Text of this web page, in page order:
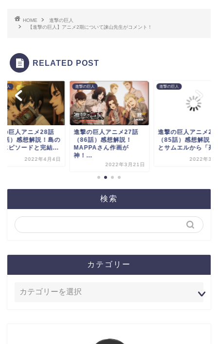
HOME
進撃の巨人
【進撃の巨人】アニメ2期について諫山先生がコメント！
RELATED POST
巨人
の巨人アニメ28話
話）感想解説！島の
エピソードと完結...
2022年4月4日
進撃の巨人
進撃の巨人アニメ27話
（86話）感想解説！
MAPPAさん作画が
神！...
2022年3月21日
進撃の巨人
進撃の巨人アニメ26
（85話）感想解説！
とサムエルから「死
2022年3
検索
カテゴリー